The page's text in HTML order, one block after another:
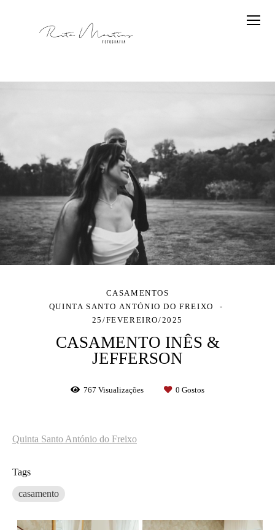
CASAMENTOS
QUINTA SANTO ANTÓNIO DO FREIXO
25/FEVEREIRO/2025
CASAMENTO INÊS &
JEFFERSON
767 Visualizações 0 Gostos
Quinta Santo António do Freixo
Tags
casamento